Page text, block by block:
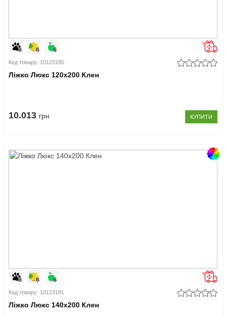
Код товару: 10123180
Ліжко Люкс 120x200 Клен
10.013 грн КУПИТИ
Код товару: 10123181
Ліжко Люкс 140x200 Клен